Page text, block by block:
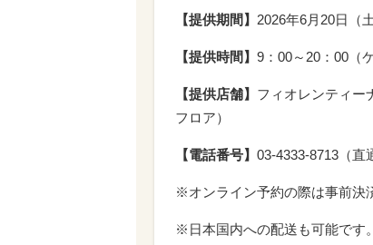
【提供期間】 2026年6月20日（
【提供時間】 9：00～20：00（
【提供店舗】 フィオレンティー
フロア）
【電話番号】 03-4333-8713（直
※オンライン予約の際は事前決
※日本国内への配送も可能です。